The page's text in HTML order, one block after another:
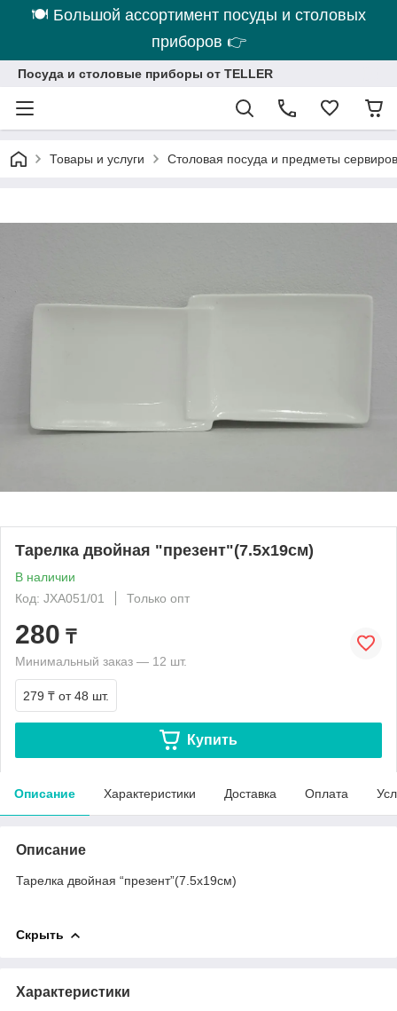
🍽 Большой ассортимент посуды и столовых
приборов 👉
Посуда и столовые приборы от TELLER
Товары и услуги Столовая посуда и предметы
Тарелка двойная "презент"(7.5х19см)
В наличии
Код: JXA051/01
Только опт
280 ₸
Минимальный заказ — 12 шт.
279 ₸ от 48 шт.
Купить
Описание Характеристики Доставка Оплата
Описание
Тарелка двойная “презент”(7.5х19см)
Скрыть
Характеристики